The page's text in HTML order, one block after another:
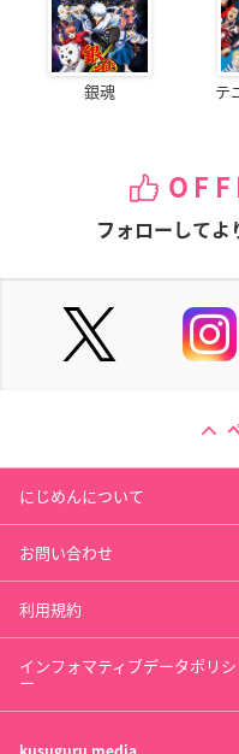
銀魂 テ
フォローしてよ
にじめんについて
お問い合わせ
利用規約
インフォマティブデータポリシ
ー
kusuguru media